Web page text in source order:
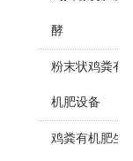
酵
粉末状鸡粪有
机肥设备
鸡粪有机肥生